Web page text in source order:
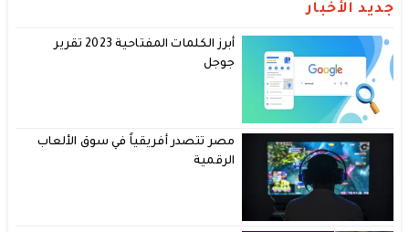
جديد الأخبار
أبرز الكلمات المفتاحية 2023 تقرير
جوجل
مصر تتصدر أفريقياً في سوق الألعاب
الرقمية